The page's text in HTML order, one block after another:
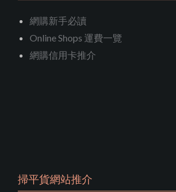
網購新手必讀
Online Shops 運費一覽
網購信用卡推介
掃平貨網站推介